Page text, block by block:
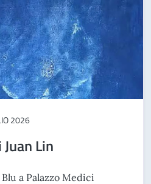
2026
Lin
a Palazzo Medici